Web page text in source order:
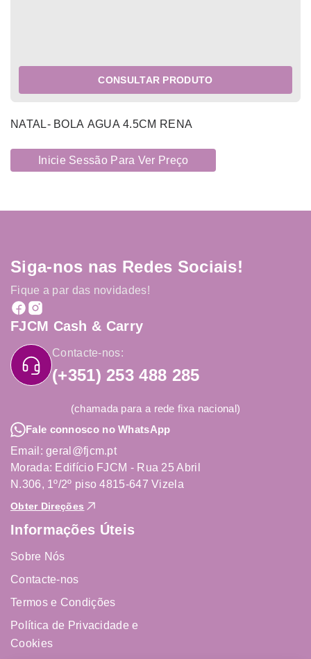
CONSULTAR PRODUTO
NATAL- BOLA AGUA 4.5CM RENA
Inicie Sessão Para Ver Preço
Siga-nos nas Redes Sociais!
Fique a par das novidades!
FJCM Cash & Carry
Contacte-nos:
(+351) 253 488 285
(chamada para a rede fixa nacional)
Fale connosco no WhatsApp
Email: geral@fjcm.pt
Morada: Edifício FJCM - Rua 25 Abril
N.306, 1º/2º piso 4815-647 Vizela
Obter Direções
Informações Úteis
Sobre Nós
Contacte-nos
Termos e Condições
Política de Privacidade e
Cookies